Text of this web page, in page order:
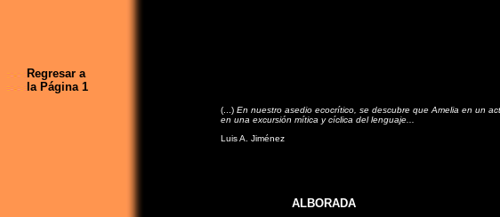
Regresar a
la Página 1
(...) En nuestro asedio ecocrítico, se descubre que Amelia en un
en una excursión mítica y cíclica del lenguaje...
Luis A. Jiménez
ALBORADA